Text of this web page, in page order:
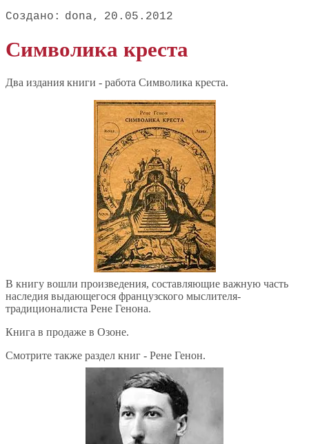
dona 20.05.2012
Символика креста
Два издания книги - работа Символика креста.
В книгу вошли произведения, составляющие важную часть
наследия выдающегося французского мыслителя-
традиционалиста Рене Генона.
Книга в продаже в Озоне.
Смотрите также раздел книг - Рене Генон.